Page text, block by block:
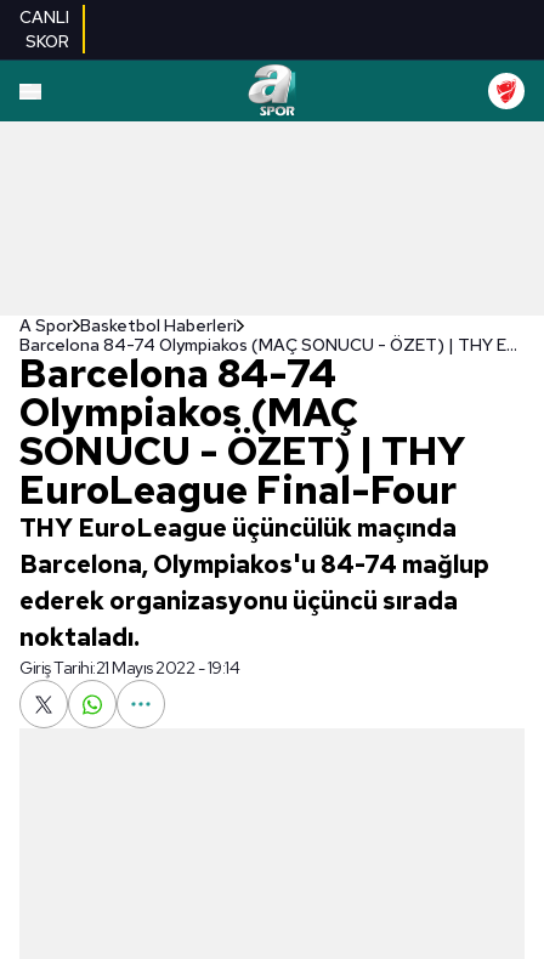
CANLI
SKOR
A Spor Basketbol Haberleri
Barcelona 84-74 Olympiakos (MAÇ SONUCU - ÖZET) | THY EuroLeague Final-Four
Barcelona 84-74
Olympiakos (MAÇ
SONUCU - ÖZET) | THY
EuroLeague Final-Four
THY EuroLeague üçüncülük maçında
Barcelona, Olympiakos'u 84-74 mağlup
ederek organizasyonu üçüncü sırada
noktaladı.
Giriş Tarihi:21 Mayıs 2022 - 19:14